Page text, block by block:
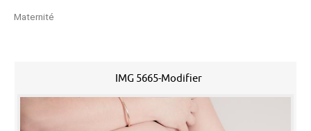
Maternité
IMG 5665-Modifier